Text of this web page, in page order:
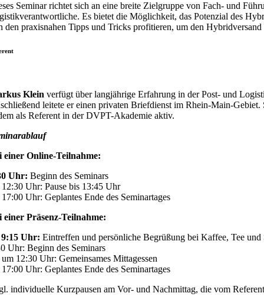
Seminar richtet sich an eine breite Zielgruppe von Fach- und
Es bietet die Möglichkeit, das Potenzial des
den praxisnahen Tipps und Tricks profitieren, um den
Klein verfügt über langjährige Erfahrung in der Post- und
leitete er einen privaten Briefdienst im Rhein-Main-
als Referent in der DVPT-Akademie aktiv.
einer Online-Teilnahme:
Uhr: Beginn des Seminars
12:30 Uhr: Pause bis 13:45 Uhr
17:00 Uhr: Geplantes Ende des Seminartages
einer Präsenz-Teilnahme:
9:15 Uhr: Eintreffen und persönliche Begrüßung bei Kaffee, Tee und
Uhr: Beginn des Seminars
um 12:30 Uhr: Gemeinsames Mittagessen
17:00 Uhr: Geplantes Ende des Seminartages
individuelle Kurzpausen am Vor- und Nachmittag, die vom